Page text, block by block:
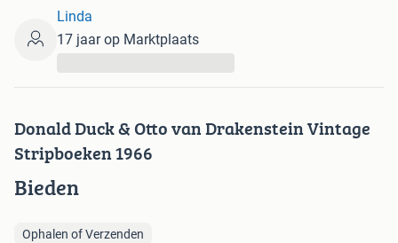
Donald Duck & Otto van Drakenstein Vintage
Stripboeken 1966
Bieden
Ophalen of Verzenden
Linda
17 jaar op Marktplaats